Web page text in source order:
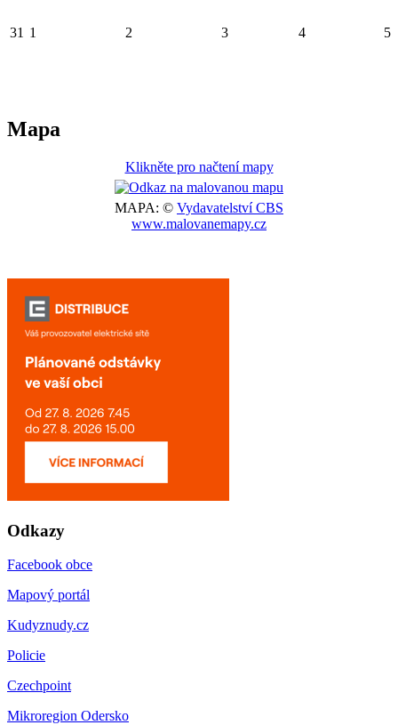
31 1 2 3 4 5
Mapa
Klikněte pro načtení mapy
MAPA: © Vydavatelství CBS
www.malovanemapy.cz
Odkazy
Facebook obce
Mapový portál
Kudyznudy.cz
Policie
Czechpoint
Mikroregion Odersko